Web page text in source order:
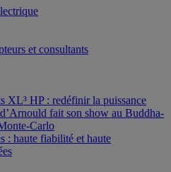
et consultants
XL³ HP : redéfinir la puissance
fait son show au Buddha-
Carlo
: haute fiabilité et haute